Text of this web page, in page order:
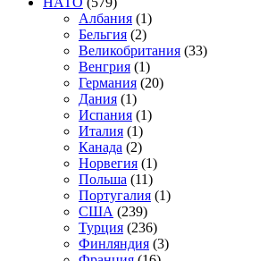
Албания (1)
Бельгия (2)
Великобритания (33)
Венгрия (1)
Германия (20)
Дания (1)
Испания (1)
Италия (1)
Канада (2)
Норвегия (1)
Польша (11)
Португалия (1)
США (239)
Турция (236)
Финляндия (3)